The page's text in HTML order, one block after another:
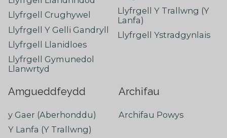
Llyfrgell Crughywel
Llyfrgell Y Gelli Gandryll
Llyfrgell Llanidloes
Llyfrgell Gymunedol
Llanwrtyd
Llyfrgell Y Trallwng (Y
Lanfa)
Llyfrgell Ystradgynlais
Amgueddfeydd
y Gaer (Aberhonddu)
Y Lanfa (Y Trallwng)
Archifau
Archifau Powys